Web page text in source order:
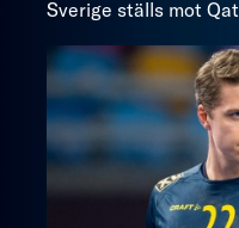
Sverige ställs mot